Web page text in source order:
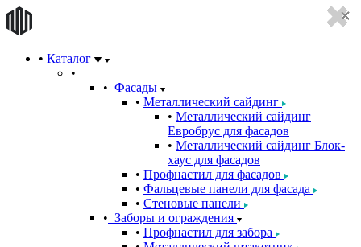
Каталог
Фасады
Металлический сайдинг
Металлический сайдинг
Евробрус для фасадов
Металлический сайдинг Блок-
хаус для фасадов
Профнастил для фасадов
Фальцевые панели для фасада
Стеновые панели
Заборы и ограждения
Профнастил для забора